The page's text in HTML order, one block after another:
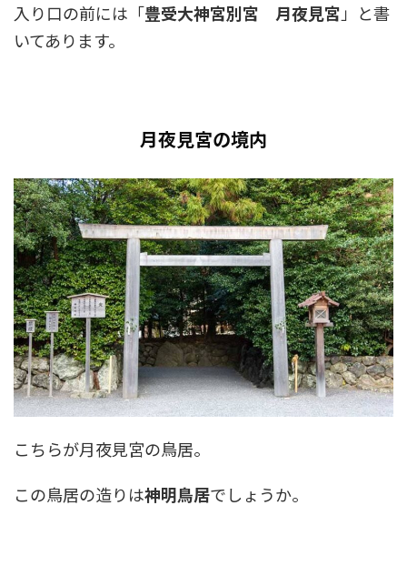
入り口の前には「豊受大神宮別宮 月夜見宮」と書
いてあります。
月夜見宮の境内
こちらが月夜見宮の鳥居。
この鳥居の造りは神明鳥居でしょうか。